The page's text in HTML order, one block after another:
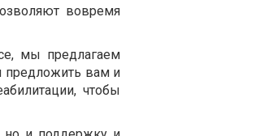
вовремя
мы предлагаем
предложить вам и
чтобы